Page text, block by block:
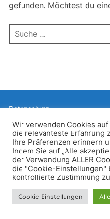
gefunden. Möchtest du
Suchen
nach:
Datenschutz
Inspiro WordPress
Wir verwenden Cookies
die relevanteste Erfahrung
Ihre Präferenzen erinnern
Indem Sie auf „Alle
der Verwendung ALLER
die "Cookie-Einstellungen"
kontrollierte Zustimmung
Cookie Einstellungen